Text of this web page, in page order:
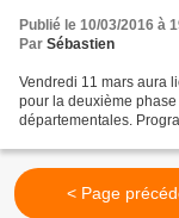
Publié le 10/03/2016 à
Par Sébastien
Vendredi 11 mars aura
pour la deuxième
départementales.
< Page